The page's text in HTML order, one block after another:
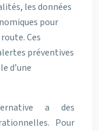
les données
pour
Ces
préventives
d’une
a des
Pour